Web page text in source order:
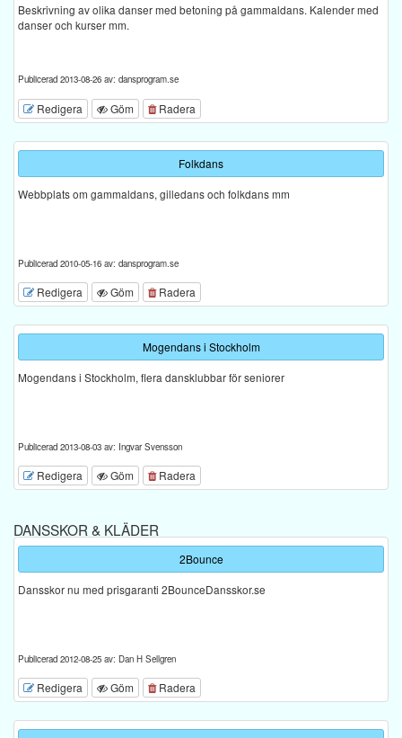
Beskrivning av olika danser med betoning på gammaldans. Kalender med
danser och kurser mm.
Publicerad 2013-08-26 av: dansprogram.se
Redigera Göm Radera
Folkdans
Webbplats om gammaldans, gilledans och folkdans mm
Publicerad 2010-05-16 av: dansprogram.se
Redigera Göm Radera
Mogendans i Stockholm
Mogendans i Stockholm, flera dansklubbar för seniorer
Publicerad 2013-08-03 av: Ingvar Svensson
Redigera Göm Radera
DANSSKOR & KLÄDER
2Bounce
Dansskor nu med prisgaranti 2BounceDansskor.se
Publicerad 2012-08-25 av: Dan H Sellgren
Redigera Göm Radera